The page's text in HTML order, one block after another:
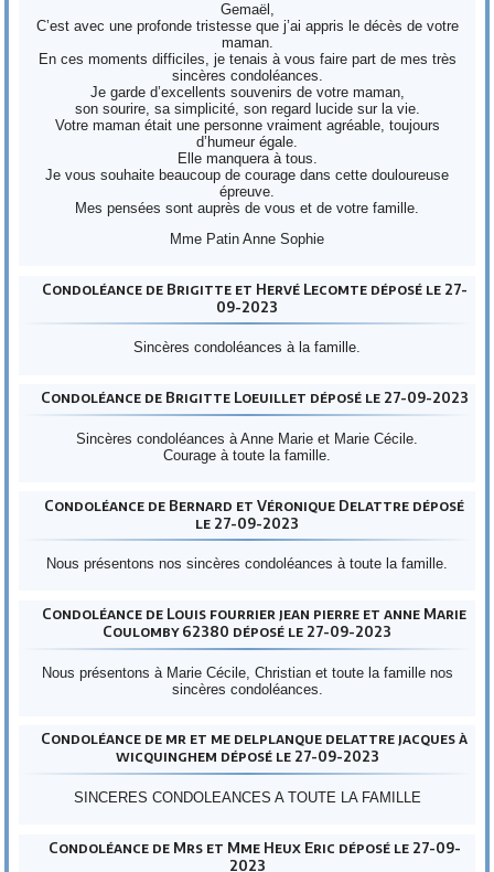
Gemaël,
C’est avec une profonde tristesse que j’ai appris le décès de votre
maman.
En ces moments difficiles, je tenais à vous faire part de mes très
sincères condoléances.
Je garde d’excellents souvenirs de votre maman,
son sourire, sa simplicité, son regard lucide sur la vie.
Votre maman était une personne vraiment agréable, toujours
d’humeur égale.
Elle manquera à tous.
Je vous souhaite beaucoup de courage dans cette douloureuse
épreuve.
Mes pensées sont auprès de vous et de votre famille.
Mme Patin Anne Sophie
Condoléance de Brigitte et Hervé Lecomte déposé le 27-
09-2023
Sincères condoléances à la famille.
Condoléance de Brigitte Loeuillet déposé le 27-09-2023
Sincères condoléances à Anne Marie et Marie Cécile.
Courage à toute la famille.
Condoléance de Bernard et Véronique Delattre déposé
le 27-09-2023
Nous présentons nos sincères condoléances à toute la famille.
Condoléance de Louis fourrier jean pierre et anne Marie
Coulomby 62380 déposé le 27-09-2023
Nous présentons à Marie Cécile, Christian et toute la famille nos
sincères condoléances.
Condoléance de mr et me delplanque delattre jacques à
wicquinghem déposé le 27-09-2023
SINCERES CONDOLEANCES A TOUTE LA FAMILLE
Condoléance de Mrs et Mme Heux Eric déposé le 27-09-
2023